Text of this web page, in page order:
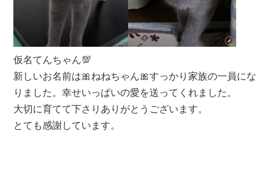
仮名てんちゃん💯
新しいお名前は🎀ねねちゃん🎀すっかり家族の一員にな
りました。幸せいっぱいの愛を送ってくれました。
大切に育てて下さりありがとうございます。
とても感謝しています。